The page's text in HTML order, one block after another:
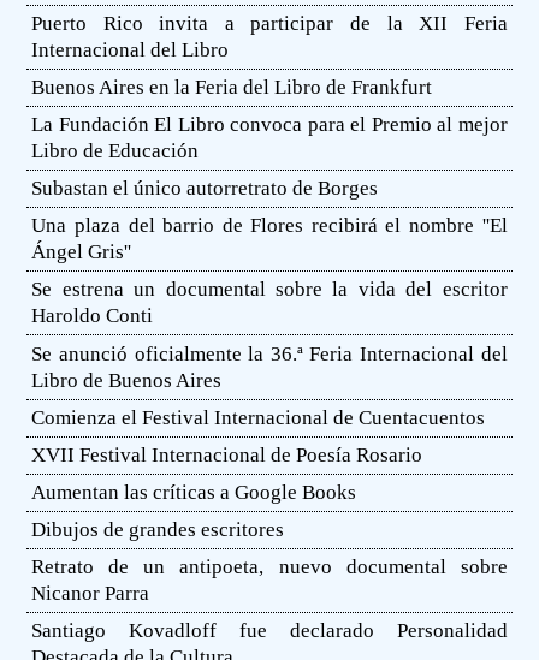
Puerto Rico invita a participar de la XII Feria
Internacional del Libro
Buenos Aires en la Feria del Libro de Frankfurt
La Fundación El Libro convoca para el Premio al mejor
Libro de Educación
Subastan el único autorretrato de Borges
Una plaza del barrio de Flores recibirá el nombre ''El
Ángel Gris''
Se estrena un documental sobre la vida del escritor
Haroldo Conti
Se anunció oficialmente la 36.ª Feria Internacional del
Libro de Buenos Aires
Comienza el Festival Internacional de Cuentacuentos
XVII Festival Internacional de Poesía Rosario
Aumentan las críticas a Google Books
Dibujos de grandes escritores
Retrato de un antipoeta, nuevo documental sobre
Nicanor Parra
Santiago Kovadloff fue declarado Personalidad